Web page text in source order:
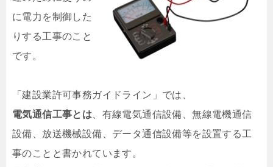
に電力を制御した
りする工事のこと
です。
「建設業許可事務ガイドライン」では、
電気通信工事とは 、有線電気通信設備、無線電機通信
設備、放送機械設備、データ通信設備等を設置する工
事のことと書かれています。